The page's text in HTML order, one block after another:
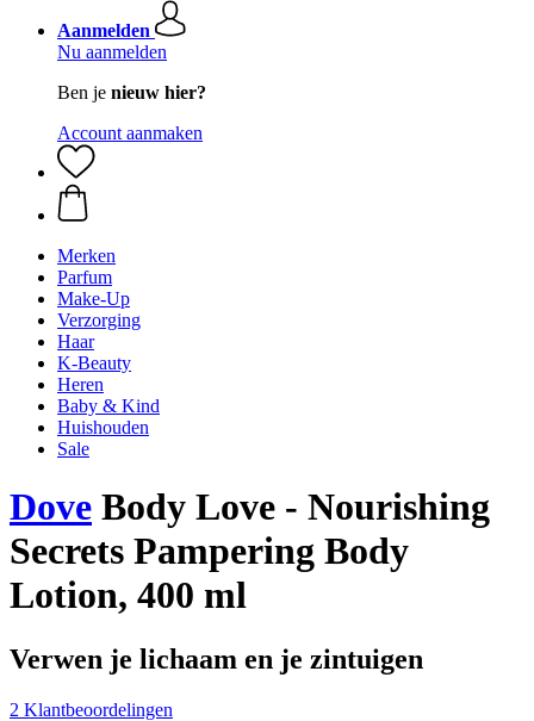
Aanmelden
Nu aanmelden
Ben je nieuw hier?
Account aanmaken
Merken
Parfum
Make-Up
Verzorging
Haar
K-Beauty
Heren
Baby & Kind
Huishouden
Sale
Dove Body Love - Nourishing
Secrets Pampering Body
Lotion, 400 ml
Verwen je lichaam en je zintuigen
2 Klantbeoordelingen